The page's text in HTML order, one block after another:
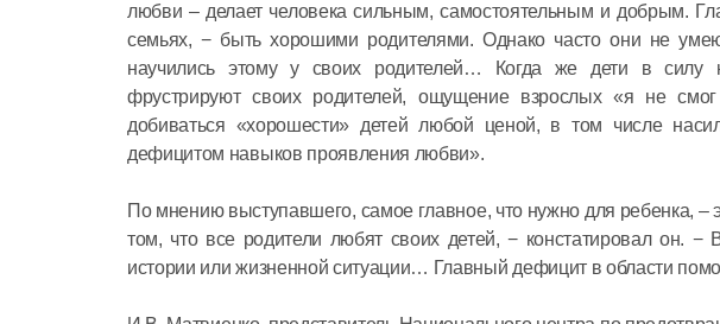
любви – делает человека сильным, самостоятельным и добрым.
семьях, − быть хорошими родителями. Однако часто они не
научились этому у своих родителей… Когда же дети в силу
фрустрируют своих родителей, ощущение взрослых «я не
добиваться «хорошести» детей любой ценой, в том числе
дефицитом навыков проявления любви».
По мнению выступавшего, самое главное, что нужно для ребенка, –
том, что все родители любят своих детей, − констатировал он.
истории или жизненной ситуации… Главный дефицит в области